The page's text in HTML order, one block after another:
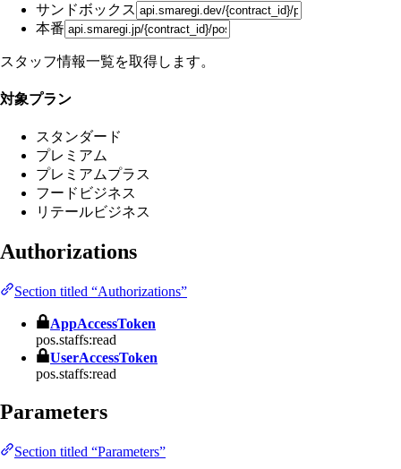
サンドボックス
本番
スタッフ情報一覧を取得します。
対象プラン
スタンダード
プレミアム
プレミアムプラス
フードビジネス
リテールビジネス
Authorizations
Section titled “Authorizations”
AppAccessToken
pos.staffs:read
UserAccessToken
pos.staffs:read
Parameters
Section titled “Parameters”